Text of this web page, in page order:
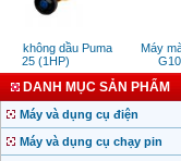
không dầu Puma
(1HP)
Máy
DANH MỤC SẢN PHẨM
Máy và dụng cụ điện
Máy và dụng cụ chạy pin